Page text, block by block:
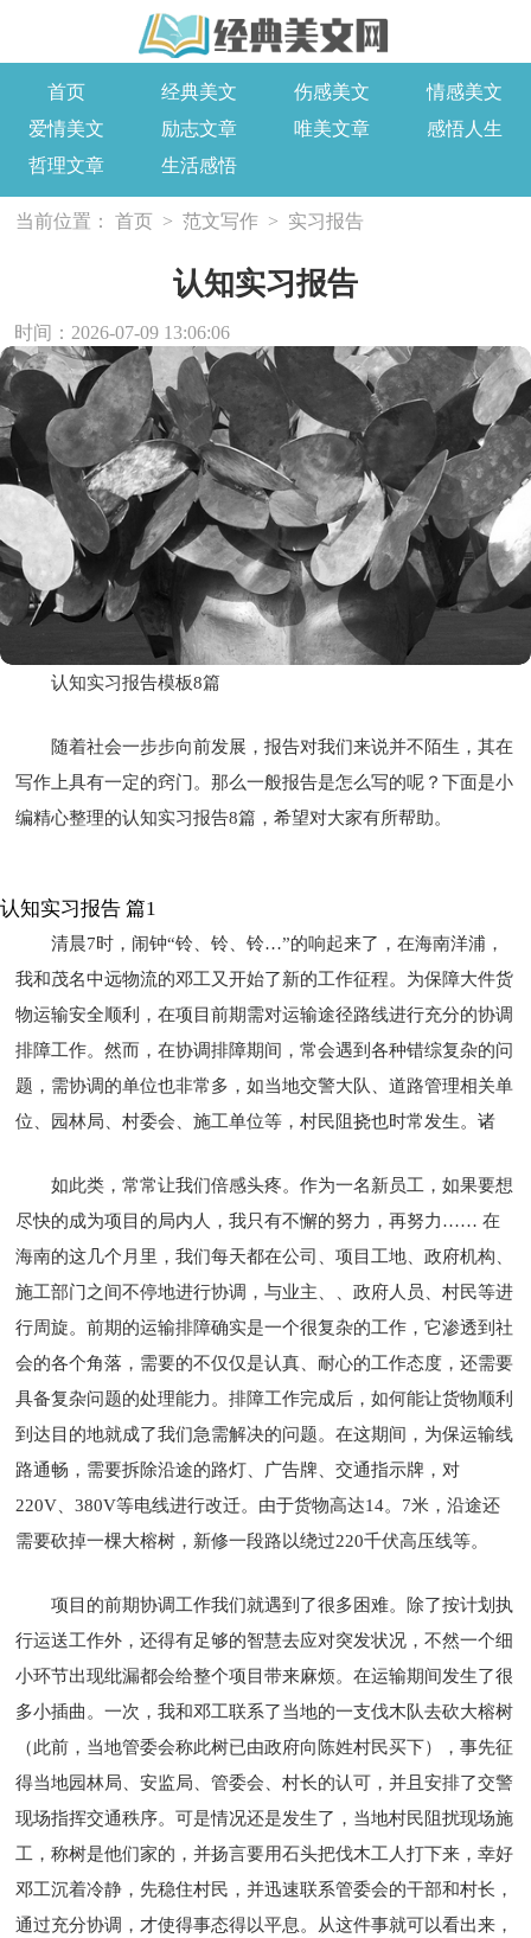
首页 经典美文 伤感美文
情感美文
爱情美文
励志文章 唯美文章
感悟人生
哲理文章
生活感悟
当前位置： 首页 > 范文写作 > 实习报告
认知实习报告
时间：2026-07-09 13:06:06
认知实习报告模板8篇
随着社会一步步向前发展，报告对我们来说并不陌生，其在
写作上具有一定的窍门。那么一般报告是怎么写的呢？下面是小
编精心整理的认知实习报告8篇，希望对大家有所帮助。
认知实习报告 篇1
清晨7时，闹钟“铃、铃、铃…”的响起来了，在海南洋浦，
我和茂名中远物流的邓工又开始了新的工作征程。为保障大件货
物运输安全顺利，在项目前期需对运输途径路线进行充分的协调
排障工作。然而，在协调排障期间，常会遇到各种错综复杂的问
题，需协调的单位也非常多，如当地交警大队、道路管理相关单
位、园林局、村委会、施工单位等，村民阻挠也时常发生。诸
如此类，常常让我们倍感头疼。作为一名新员工，如果要想
尽快的成为项目的局内人，我只有不懈的努力，再努力…… 在
海南的这几个月里，我们每天都在公司、项目工地、政府机构、
施工部门之间不停地进行协调，与业主、、政府人员、村民等进
行周旋。前期的运输排障确实是一个很复杂的工作，它渗透到社
会的各个角落，需要的不仅仅是认真、耐心的工作态度，还需要
具备复杂问题的处理能力。排障工作完成后，如何能让货物顺利
到达目的地就成了我们急需解决的问题。在这期间，为保运输线
路通畅，需要拆除沿途的路灯、广告牌、交通指示牌，对
220V、380V等电线进行改迁。由于货物高达14。7米，沿途还
需要砍掉一棵大榕树，新修一段路以绕过220千伏高压线等。
项目的前期协调工作我们就遇到了很多困难。除了按计划执
行运送工作外，还得有足够的智慧去应对突发状况，不然一个细
小环节出现纰漏都会给整个项目带来麻烦。在运输期间发生了很
多小插曲。一次，我和邓工联系了当地的一支伐木队去砍大榕树
（此前，当地管委会称此树已由政府向陈姓村民买下），事先征
得当地园林局、安监局、管委会、村长的认可，并且安排了交警
现场指挥交通秩序。可是情况还是发生了，当地村民阻扰现场施
工，称树是他们家的，并扬言要用石头把伐木工人打下来，幸好
邓工沉着冷静，先稳住村民，并迅速联系管委会的干部和村长，
通过充分协调，才使得事态得以平息。从这件事就可以看出来，